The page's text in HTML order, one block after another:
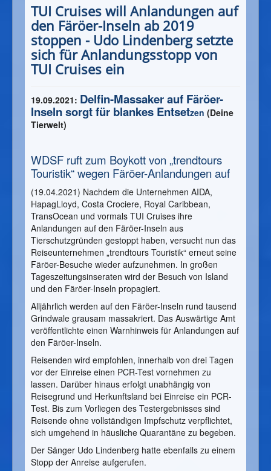
TUI Cruises will Anlandungen auf
den Färöer-Inseln ab 2019
stoppen - Udo Lindenberg setzte
sich für Anlandungsstopp von
TUI Cruises ein
19.09.2021: Delfin-Massaker auf Färöer-
Inseln sorgt für blankes Entsetzen (Deine
Tierwelt)
WDSF ruft zum Boykott von „trendtours
Touristik“ wegen Färöer-Anlandungen auf
(19.04.2021) Nachdem die Unternehmen AIDA,
HapagLloyd, Costa Crociere, Royal Caribbean,
TransOcean und vormals TUI Cruises ihre
Anlandungen auf den Färöer-Inseln aus
Tierschutzgründen gestoppt haben, versucht nun das
Reiseunternehmen „trendtours Touristik“ erneut seine
Färöer-Besuche wieder aufzunehmen. In großen
Tageszeitungsinseraten wird der Besuch von Island
und den Färöer-Inseln propagiert.
Alljährlich werden auf den Färöer-Inseln rund tausend
Grindwale grausam massakriert. Das Auswärtige Amt
veröffentlichte einen Warnhinweis für Anlandungen auf
den Färöer-Inseln.
Reisenden wird empfohlen, innerhalb von drei Tagen
vor der Einreise einen PCR-Test vornehmen zu
lassen. Darüber hinaus erfolgt unabhängig von
Reisegrund und Herkunftsland bei Einreise ein PCR-
Test. Bis zum Vorliegen des Testergebnisses sind
Reisende ohne vollständigen Impfschutz verpflichtet,
sich umgehend in häusliche Quarantäne zu begeben.
Der Sänger Udo Lindenberg hatte ebenfalls zu einem
Stopp der Anreise aufgerufen.